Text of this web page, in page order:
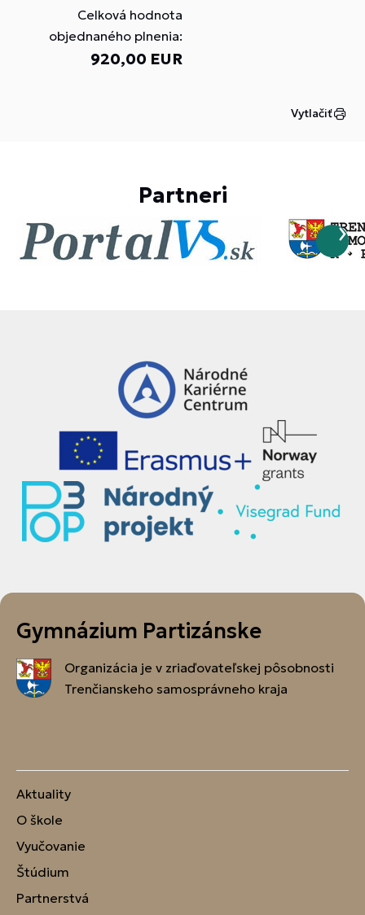
Celková hodnota
objednaného plnenia:
920,00 EUR
Vytlačiť
Partneri
Gymnázium Partizánske
Organizácia je v zriaďovateľskej pôsobnosti
Trenčianskeho samosprávneho kraja
Aktuality
O škole
Vyučovanie
Štúdium
Partnerstvá